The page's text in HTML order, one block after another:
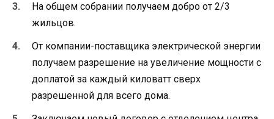
На общем собрании получаем добро от 2/3
жильцов.
От компании-поставщика электрической энергии
получаем разрешение на увеличение мощности с
доплатой за каждый киловатт сверх
разрешенной для всего дома.